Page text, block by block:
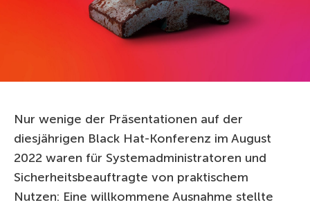
Nur wenige der Präsentationen auf der
diesjährigen Black Hat-Konferenz im August
2022 waren für Systemadministratoren und
Sicherheitsbeauftragte von praktischem
Nutzen: Eine willkommene Ausnahme stellte